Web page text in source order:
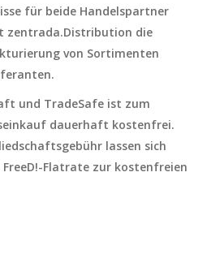
für beide Handelspartner
zentrada.Distribution die
von Sortimenten
und TradeSafe ist zum
dauerhaft kostenfrei.
lassen sich
FreeD!-Flatrate zur kostenfreien